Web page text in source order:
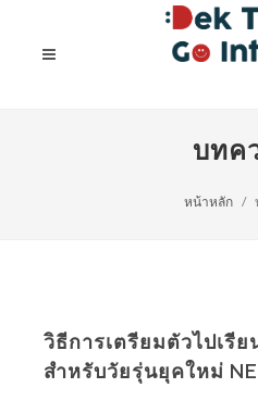
บทค
หน้าหลัก
วิธีการเตรียมตัวไปเรี
สำหรับวัยรุ่นยุคใหม่